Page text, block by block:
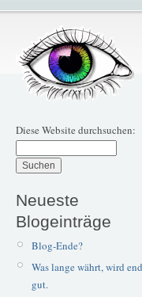
Diese Website durchsuchen:
Neueste
Blogeinträge
Blog-Ende?
Was lange währt, wird
gut.